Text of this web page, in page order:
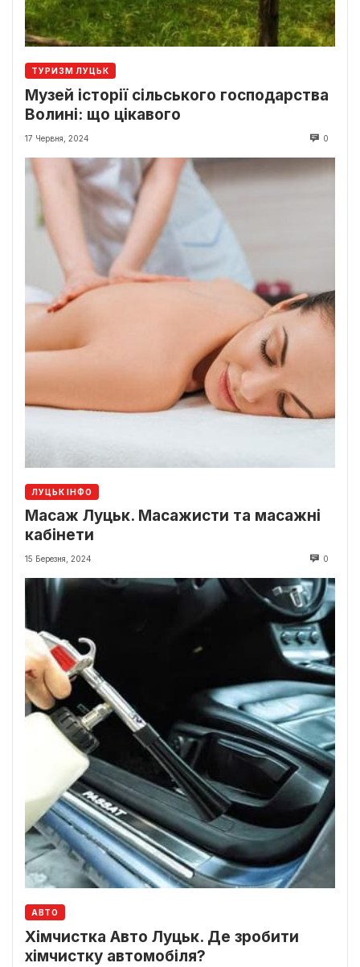
ТУРИЗМ ЛУЦЬК
Музей історії сільського господарства
Волині: що цікавого
17 Червня, 2024 0
ЛУЦЬК ІНФО
Масаж Луцьк. Масажисти та масажні
кабінети
15 Березня, 2024 0
АВТО
Хімчистка Авто Луцьк. Де зробити
хімчистку автомобіля?